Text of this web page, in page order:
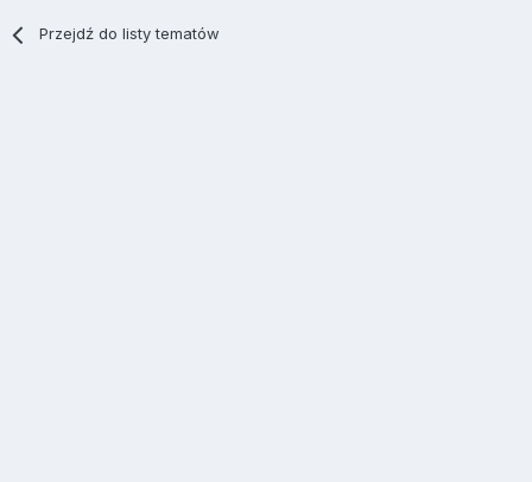
Przejdź do listy tematów